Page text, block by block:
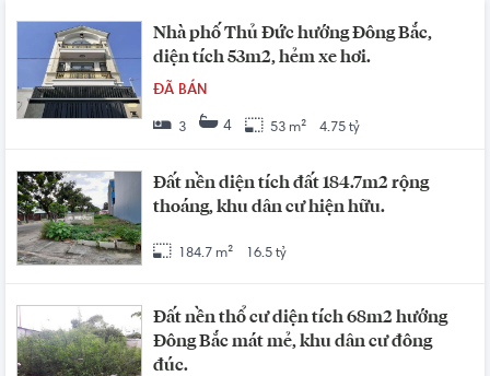
Nhà phố Thủ Đức hướng Đông Bắc,
diện tích 53m2, hẻm xe hơi.
ĐÃ BÁN
3 4 53 m² 4.75 tỷ
Đất nền diện tích đất 184.7m2 rộng
thoáng, khu dân cư hiện hữu.
184.7 m² 16.5 tỷ
Đất nền thổ cư diện tích 68m2 hướng
Đông Bắc mát mẻ, khu dân cư đông
đúc.